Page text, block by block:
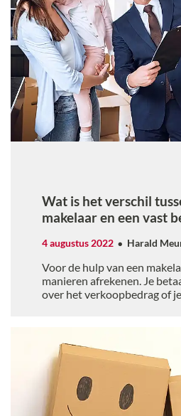
Wat is het verschil
makelaar en een vast
4 augustus 2022 Harald
Voor de hulp van een
manieren afrekenen. Je
over het verkoopbedrag of